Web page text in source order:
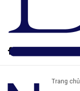
Trang chủ